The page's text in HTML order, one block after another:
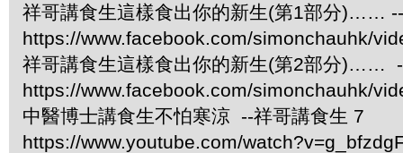
祥哥講食生這樣食出你的新生(第1部分)……
https://www.facebook.com/simonchauhk/
祥哥講食生這樣食出你的新生(第2部分)……
https://www.facebook.com/simonchauhk/
中醫博士講食生不怕寒涼 --祥哥講食生 7
https://www.youtube.com/